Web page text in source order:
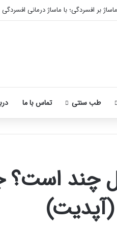
ماساژ بر افسردگی؛ با ماساژ درمانی
طب سنتی تماس با ما
چند